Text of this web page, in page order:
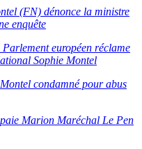
(FN) dénonce la ministre
enquête
européen réclame
Sophie Montel
condamné pour abus
Marion Maréchal Le Pen